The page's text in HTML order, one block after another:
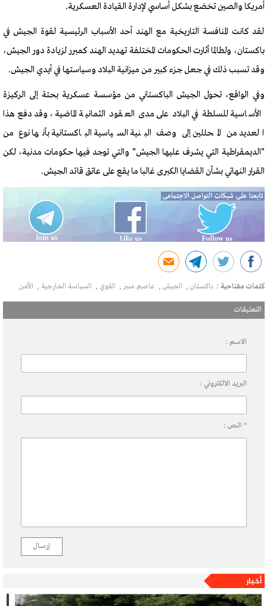
أمريكا والصين تخضع بشكل أساسي لإدارة القيادة العسكرية.
لقد كانت المنافسة التاريخية مع الهند أحد الأسباب الرئيسية لقوة الجيش في
باكستان، ولطالما أثارت الحكومات المختلفة تهديد الهند كمبرر لزيادة دور الجيش،
وقد تسبب ذلك في جعل جزء كبير من ميزانية البلاد وسياستها في أيدي الجيش.
وفي الواقع، تحول الجيش الباكستاني من مؤسسة عسكرية بحتة إلى الركيزة
الأساسية للسلطة في البلاد على مدى العقود الثمانية الماضية، وقد دفع هذا
العديد من المحللين إلى وصف البنية السياسية الباكستانية بأنها نوع من
"الديمقراطية التي يشرف عليها الجيش" والتي توجد فيها حكومات مدنية، لكن
القرار النهائي بشأن القضايا الكبرى غالبا ما يقع على عاتق قائد الجيش.
كلمات مفتاحية : باكستان الجيش عاصم منير القوي السياسة الخارجية الأمن
التعليقات
الاسم :
البريد الالكتروني :
* النص :
إرسال
أخبار